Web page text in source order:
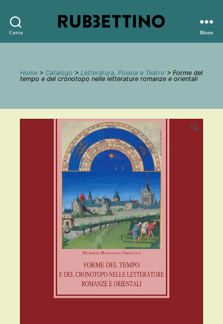
Cerca
editore
Menu
Home > Catalogo > Letteratura, Poesia e Teatro > Forme del
tempo e del cronotopo nelle letterature romanze e orientali
🔍